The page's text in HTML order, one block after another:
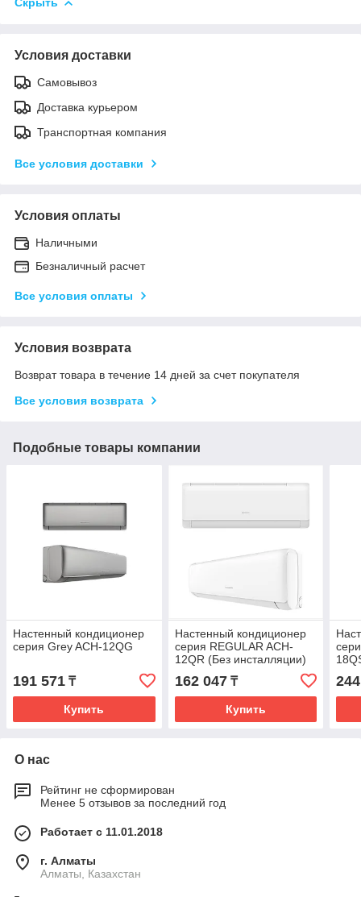
Условия доставки
Самовывоз
Доставка курьером
Транспортная компания
Все условия доставки
Условия оплаты
Наличными
Безналичный расчет
Все условия оплаты
Условия возврата
Возврат товара в течение 14 дней за счет покупателя
Все условия возврата
Подобные товары компании
Настенный кондиционер
серия Grey ACH-12QG
191 571 ₸
Купить
Настенный кондиционер
серия REGULAR ACH-
12QR (Без инсталляции)
162 047₸
Купить
О нас
Рейтинг не сформирован
Менее 5 отзывов за последний год
Работает с 11.01.2018
г. Алматы
Алматы, Казахстан